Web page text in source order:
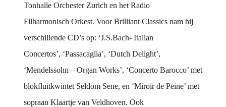
Tonhalle Orchester Zurich en het Radio
Filharmonisch Orkest. Voor Brilliant Classics nam hij
verschillende CD’s op: ‘J.S.Bach- Italian
Concertos’, ‘Passacaglia’, ‘Dutch Delight’,
‘Mendelssohn – Organ Works’, ‘Concerto Barocco’ met
blokfluitkwintet Seldom Sene, en ‘Miroir de Peine’ met
sopraan Klaartje van Veldhoven. Ook